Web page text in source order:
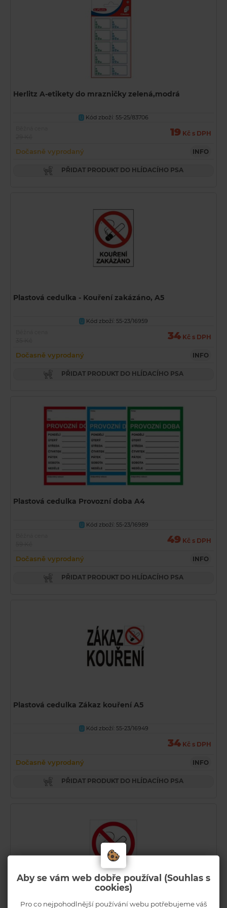
Aby se vám web dobře používal (Souhlas s
cookies)
Pro co nejpohodlnější používání webu potřebujeme váš
Herlitz A-etikety do mrazničky zelená,modrá
U
Kód zboží: 55-25/83706
19 Kč s DPH
Dočasně vyprodaný INFO
PŘIDAT PRODUKT DO HLÍDACÍHO PSA
Plastová cedulka - Kouření zakázáno, A5
U
Kód zboží: 55-23/16959
34 Kč s DPH
Dočasně vyprodaný INFO
PŘIDAT PRODUKT DO HLÍDACÍHO PSA
Plastová cedulka Provozní doba A4
U Kód zboží: 55-23/16989
49 Kč s DPH
Dočasně vyprodaný INFO
PŘIDAT PRODUKT DO HLÍDACÍHO PSA
Plastová cedulka Zákaz kouření A5
U Kód zboží: 55-23/16949
34 Kč s DPH
Dočasně vyprodaný INFO
PŘIDAT PRODUKT DO HLÍDACÍHO PSA